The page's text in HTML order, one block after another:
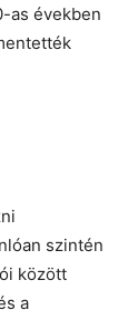
as években
szintén
között
a